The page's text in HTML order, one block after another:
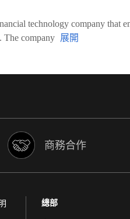
technology company that
The company
商務合作
總部